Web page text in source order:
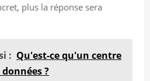
plus la réponse sera
: Qu'est-ce qu'un centre
?